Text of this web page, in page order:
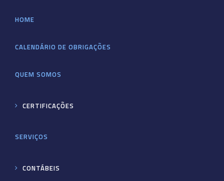
HOME
CALENDÁRIO DE OBRIGAÇÕES
QUEM SOMOS
CERTIFICAÇÕES
SERVIÇOS
CONTÁBEIS